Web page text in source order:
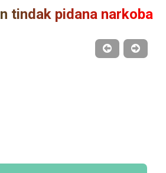
tindak pidana narkoba